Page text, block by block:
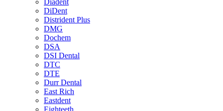
Diadent
DiDent
Distrident Plus
DMG
Dochem
DSA
DSI Dental
DTC
DTE
Durr Dental
East Rich
Eastdent
Eighteeth